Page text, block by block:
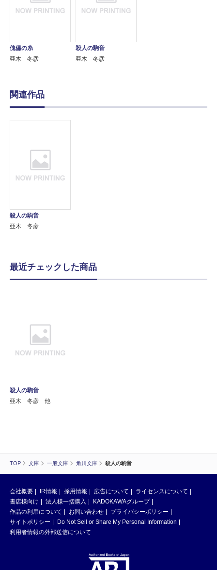
TOP 文庫 一般文庫 角川文庫 殺人の駒音
傀儡の糸
亜木 冬彦
殺人の駒音
亜木 冬彦
関連作品
殺人の駒音
亜木 冬彦
最近チェックした商品
殺人の駒音
亜木 冬彦 他
会社概要 IR情報 採用情報 広告について
ライセンスについて
書店様向け
法人様一括購入
KADOKAWAグループ
作品の利用について
お問い合わせ
プライバシーポリシー
サイトポリシー
Do Not Sell or Share My Personal Information
利用者情報の外部送信について